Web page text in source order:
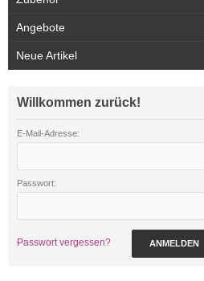
Angebote
Neue Artikel
Willkommen zurück!
E-Mail-Adresse:
Passwort:
Passwort vergessen? ANMELDEN